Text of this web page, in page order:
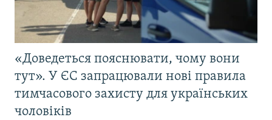
«Доведеться пояснювати, чому вони
тут». У ЄС запрацювали нові правила
тимчасового захисту для українських
чоловіків